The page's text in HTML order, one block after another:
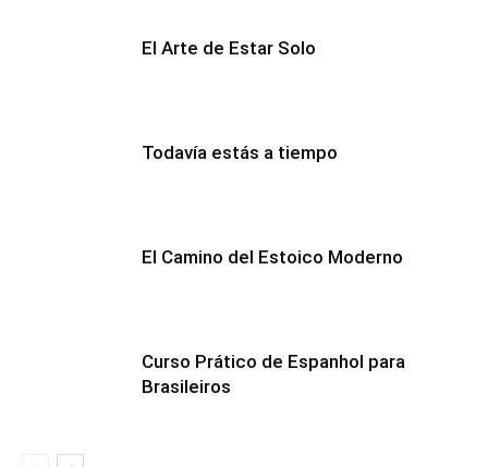
El Arte de Estar Solo
Todavía estás a tiempo
El Camino del Estoico Moderno
Curso Prático de Espanhol para
Brasileiros